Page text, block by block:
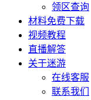
领区查询
材料免费下载
视频教程
直播解答
关于迷游
在线客服
联系我们